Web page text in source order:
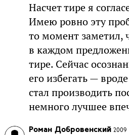
Насчет тире я
Имею ровно эту
то момент заметил,
в каждом
тире. Сейчас
его избегать —
стал производить
немного лучшее
Роман Добровенский 2009